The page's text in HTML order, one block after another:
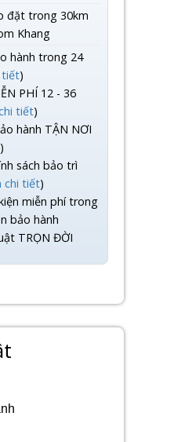
đặt trong 30km
Khang
hành trong 24
tiết)
PHÍ 12 - 36
tiết)
hành TẬN NƠI
)
sách bảo trì
chi tiết)
miễn phí trong
bảo hành
TRỌN ĐỜI